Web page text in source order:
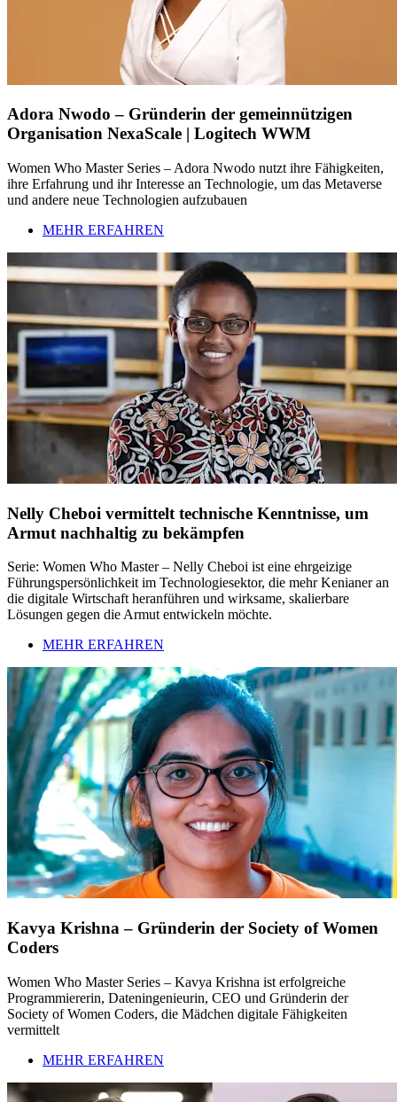
Adora Nwodo – Gründerin der gemeinnützigen
Organisation NexaScale | Logitech WWM
Women Who Master Series – Adora Nwodo nutzt ihre Fähigkeiten,
ihre Erfahrung und ihr Interesse an Technologie, um das Metaverse
und andere neue Technologien aufzubauen
MEHR ERFAHREN
Nelly Cheboi vermittelt technische Kenntnisse, um
Armut nachhaltig zu bekämpfen
Serie: Women Who Master – Nelly Cheboi ist eine ehrgeizige
Führungspersönlichkeit im Technologiesektor, die mehr Kenianer an
die digitale Wirtschaft heranführen und wirksame, skalierbare
Lösungen gegen die Armut entwickeln möchte.
MEHR ERFAHREN
Kavya Krishna – Gründerin der Society of Women
Coders
Women Who Master Series – Kavya Krishna ist erfolgreiche
Programmiererin, Dateningenieurin, CEO und Gründerin der
Society of Women Coders, die Mädchen digitale Fähigkeiten
vermittelt
MEHR ERFAHREN